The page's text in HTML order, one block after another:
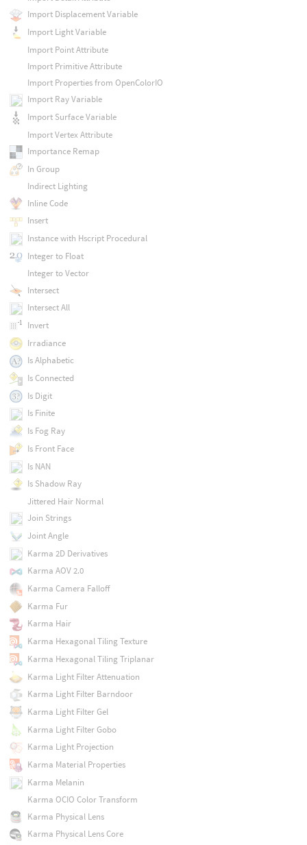
Import Displacement Variable
Import Light Variable
Import Point Attribute
Import Primitive Attribute
Import Properties from OpenColorIO
Import Ray Variable
Import Surface Variable
Import Vertex Attribute
Importance Remap
In Group
Indirect Lighting
Inline Code
Insert
Instance with Hscript Procedural
Integer to Float
Integer to Vector
Intersect
Intersect All
Invert
Irradiance
Is Alphabetic
Is Connected
Is Digit
Is Finite
Is Fog Ray
Is Front Face
Is NAN
Is Shadow Ray
Jittered Hair Normal
Join Strings
Joint Angle
Karma 2D Derivatives
Karma AOV 2.0
Karma Camera Falloff
Karma Fur
Karma Hair
Karma Hexagonal Tiling Texture
Karma Hexagonal Tiling Triplanar
Karma Light Filter Attenuation
Karma Light Filter Barndoor
Karma Light Filter Gel
Karma Light Filter Gobo
Karma Light Projection
Karma Material Properties
Karma Melanin
Karma OCIO Color Transform
Karma Physical Lens
Karma Physical Lens Core